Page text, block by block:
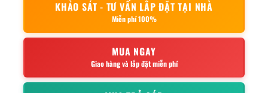
KHẢO SÁT - TƯ VẤN LẮP ĐẶT TẠI NHÀ
Miễn phí 100%
MUA NGAY
Giao hàng và lắp đặt miễn phí